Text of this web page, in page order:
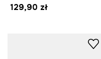
129,90 zł